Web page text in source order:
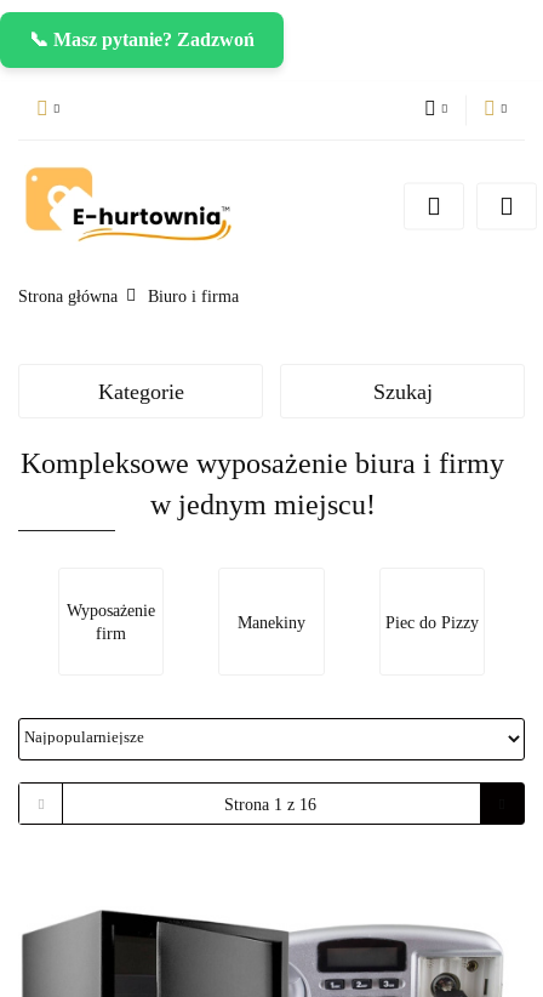
📞 Masz pytanie? Zadzwoń
CZK
Zarejestruj się
Strona główna Biuro i firma
Kategorie Szukaj
Kompleksowe wyposażenie biura i firmy
w jednym miejscu!
Wyposażenie
firm
Manekiny Piec do Pizzy